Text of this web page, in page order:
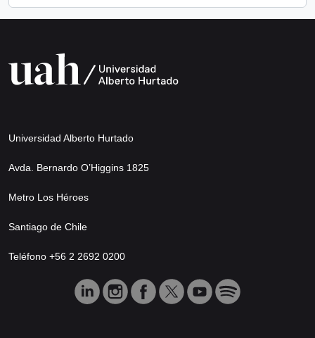
Universidad Alberto Hurtado
Avda. Bernardo O’Higgins 1825
Metro Los Héroes
Santiago de Chile
Teléfono +56 2 2692 0200